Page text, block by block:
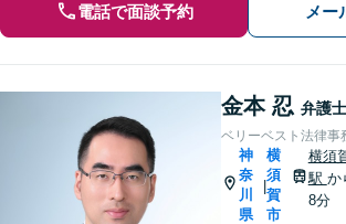
電話で面談予約 メー
金本 忍 弁護士
ベリーベスト法律事
神
奈
川
県
|
横
須
賀
市
横須
駅 か
8分